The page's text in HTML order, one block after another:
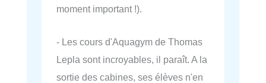
moment important !).
- Les cours d'Aquagym de Thomas
Lepla sont incroyables, il paraît. A la
sortie des cabines, ses élèves n'en